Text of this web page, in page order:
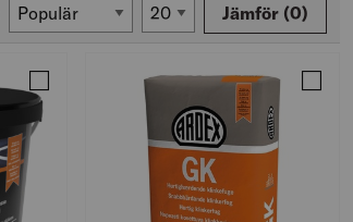
Jämför (0)
Jämför KAKEL/KLINKERFOG G10 Jämför